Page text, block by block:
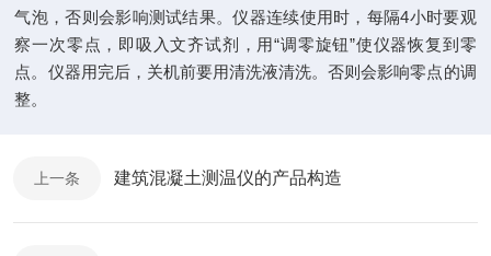
气泡，否则会影响测试结果。仪器连续使用时，每隔4小时要观
察一次零点，即吸入文齐试剂，用“调零旋钮”使仪器恢复到零
点。仪器用完后，关机前要用清洗液清洗。否则会影响零点的调
整。
上一条 建筑混凝土测温仪的产品构造